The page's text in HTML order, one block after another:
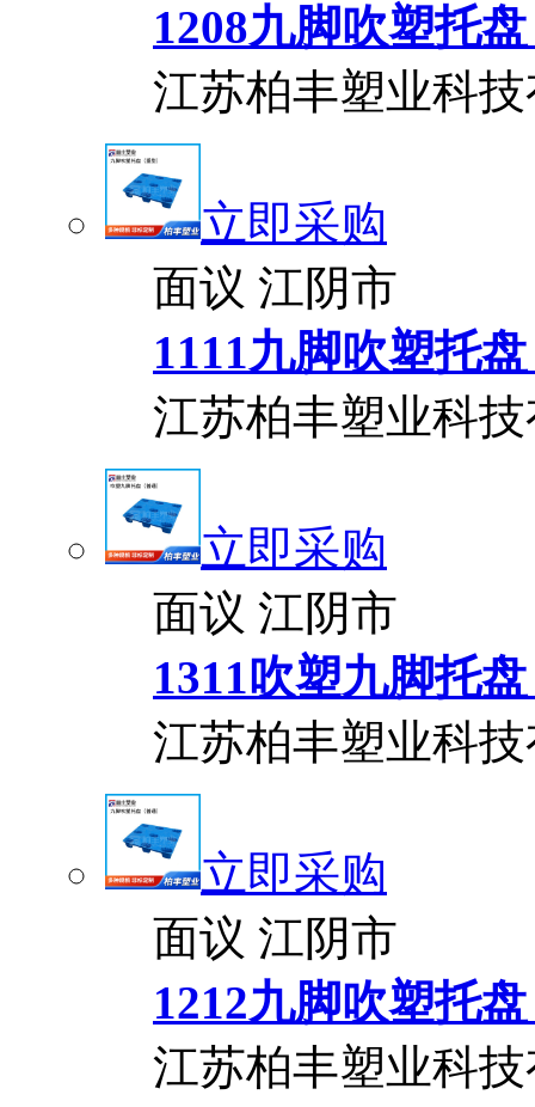
1208九脚吹塑托
江苏柏丰塑业科
立即采购
面议 江阴市
1111九脚吹塑托
江苏柏丰塑业科
立即采购
面议 江阴市
1311吹塑九脚托
江苏柏丰塑业科
立即采购
面议 江阴市
1212九脚吹塑托
江苏柏丰塑业科